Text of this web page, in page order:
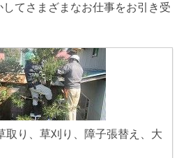
てさまざまなお仕事をお引き受
取り、草刈り、障子張替え、大